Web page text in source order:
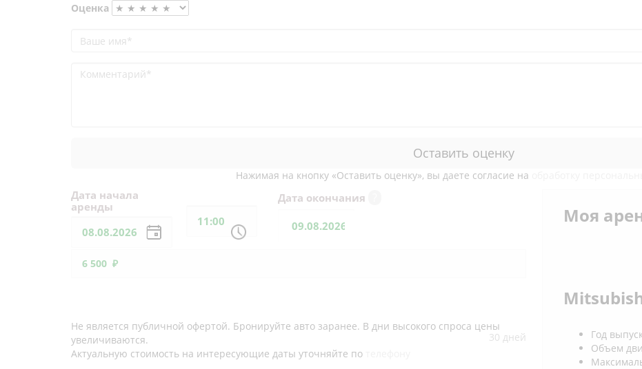
Оценка
Оставить оценку
Нажимая на кнопку «Оставить оценку», вы даете согласие на
Дата начала
аренды
Дата окончания
Двигайте ползунок, выбирая количество дней. Чем больше дней, тем больше скидка!
6 500 ₽
30 дней
Не является публичной офертой. Бронируйте авто заранее. В дни высокого спроса цены
увеличиваются.
Актуальную стоимость на интересующие даты уточняйте по
Моя
Год
Объем